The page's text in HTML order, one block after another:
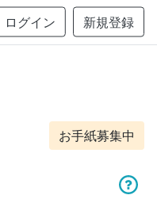
ログイン 新規登録
お手紙募集中